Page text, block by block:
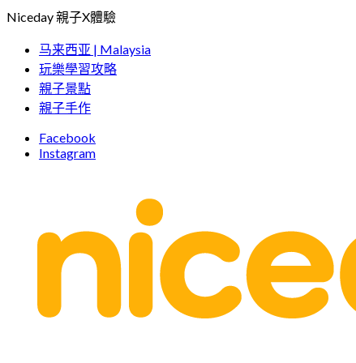
Skip
content
Niceday 親子X體驗
马来西亚 | Malaysia
玩樂學習攻略
親子景點
親子手作
Facebook
Instagram